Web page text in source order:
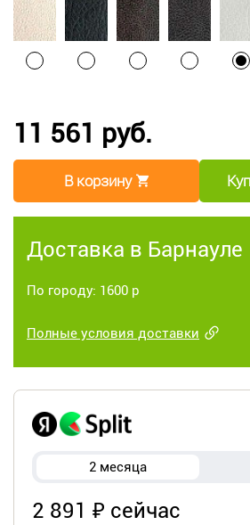
11 561 руб.
В корзину
Доставка в Барнауле
По городу: 1600 р
Полные условия доставки
2 месяца
2 891 ₽ сейчас